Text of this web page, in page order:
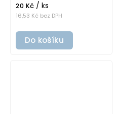
16,53 Kč bez DPH
20 Kč / ks
Do košíku